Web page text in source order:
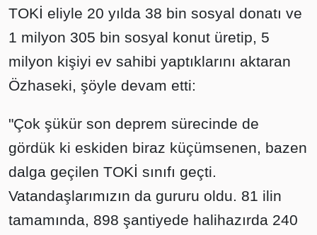
TOKİ eliyle 20 yılda 38 bin sosyal donatı ve
1 milyon 305 bin sosyal konut üretip, 5
milyon kişiyi ev sahibi yaptıklarını aktaran
Özhaseki, şöyle devam etti:
"Çok şükür son deprem sürecinde de
gördük ki eskiden biraz küçümsenen, bazen
dalga geçilen TOKİ sınıfı geçti.
Vatandaşlarımızın da gururu oldu. 81 ilin
tamamında, 898 şantiyede halihazırda 240